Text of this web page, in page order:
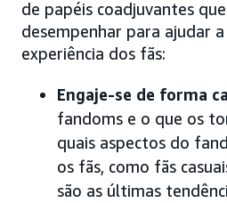
de papéis coadjuvantes
desempenhar para ajudar
experiência dos fãs:
Engaje-se de forma
fandoms e o que os
quais aspectos do
os fãs, como fãs
são as últimas